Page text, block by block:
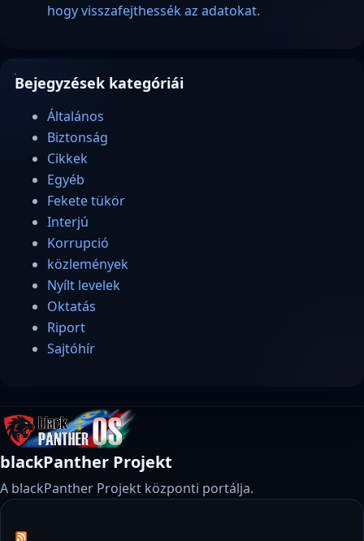
hogy visszafejthessék az adatokat.
Bejegyzések kategóriái
Általános
Biztonság
Cikkek
Egyéb
Fekete tükör
Interjú
Korrupció
közlemények
Nyílt levelek
Oktatás
Riport
Sajtóhír
blackPanther Projekt
A blackPanther Projekt központi portálja.